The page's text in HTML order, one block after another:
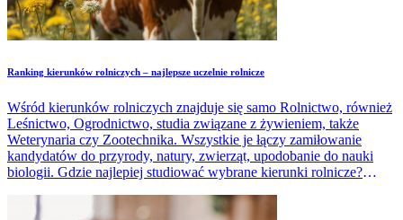
Ranking kierunków rolniczych – najlepsze uczelnie rolnicze
Wśród kierunków rolniczych znajduje się samo Rolnictwo, również
Leśnictwo, Ogrodnictwo, studia związane z żywieniem, także
Weterynaria czy Zootechnika. Wszystkie je łączy zamiłowanie
kandydatów do przyrody, natury, zwierząt, upodobanie do nauki
biologii. Gdzie najlepiej studiować wybrane kierunki rolnicze?